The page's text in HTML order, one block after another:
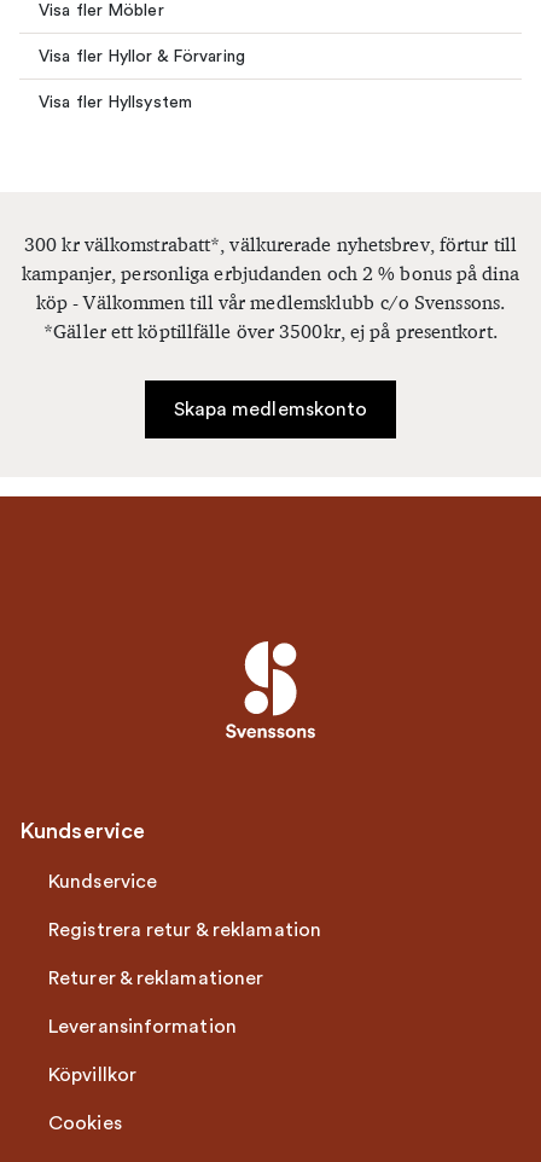
Visa fler Möbler
Visa fler Hyllor & Förvaring
Visa fler Hyllsystem
300 kr välkomstrabatt*, välkurerade nyhetsbrev, förtur till
kampanjer, personliga erbjudanden och 2 % bonus på dina
köp - Välkommen till vår medlemsklubb c/o Svenssons.
*Gäller ett köptillfälle över 3500kr, ej på presentkort.
Skapa medlemskonto
Kundservice
Kundservice
Registrera retur & reklamation
Returer & reklamationer
Leveransinformation
Köpvillkor
Cookies